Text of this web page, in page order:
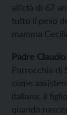
all’età di 67
tutto il peso
mamma
Padre Claudio
Parrocchia di
come
italiana; il
quando